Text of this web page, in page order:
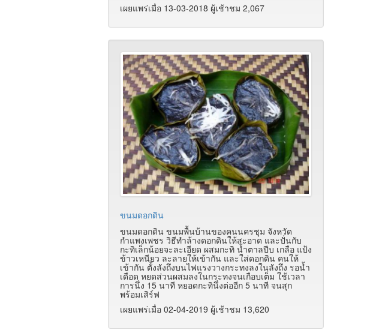
เผยแพร่เมื่อ 13-03-2018 ผู้เช้าชม 2,067
ขนมดอกดิน
ขนมดอกดิน ขนมพื้นบ้านของคนนครชุม จังหวัด
กำแพงเพชร วิธีทำล้างดอกดินให้สะอาด และปั่นกับ
กะทิเล็กน้อยจะละเอียด ผสมกะทิ น้ำตาลปีบ เกลือ แป้ง
ข้าวเหนียว ละลายให้เข้ากัน และใส่ดอกดิน คนให้
เข้ากัน ตั้งลังถึงบนไฟแรงวางกระทงลงในลังถึง รอน้ำ
เดือด หยดส่วนผสมลงในกระทงจนเกือบเต็ม ใช้เวลา
การนึ่ง 15 นาที หยอดกะทินึ่งต่ออีก 5 นาที จนสุก
พร้อมเสิร์ฟ
เผยแพร่เมื่อ 02-04-2019 ผู้เช้าชม 13,620